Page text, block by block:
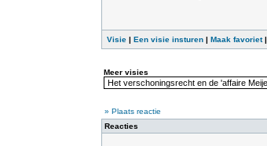
Visie | Een visie insturen | Maak favoriet|
Meer visies
» Plaats reactie
Reacties